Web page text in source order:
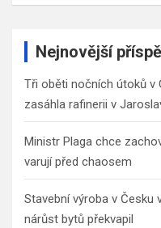
a
Nejnovější
Tři oběti nočních útoků v
zasáhla rafinerii v
Ministr Plaga chce
varují před chaosem
Stavební výroba v Česku
nárůst bytů překvapil